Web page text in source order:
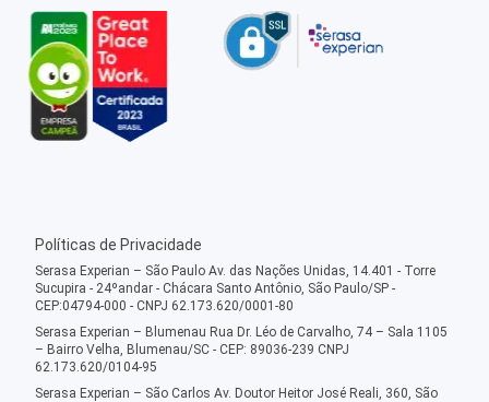
Políticas de Privacidade
Serasa Experian – São Paulo Av. das Nações Unidas, 14.401 - Torre
Sucupira - 24ºandar - Chácara Santo Antônio, São Paulo/SP -
CEP:04794-000 - CNPJ 62.173.620/0001-80
Serasa Experian – Blumenau Rua Dr. Léo de Carvalho, 74 – Sala 1105
– Bairro Velha, Blumenau/SC - CEP: 89036-239 CNPJ
62.173.620/0104-95
Serasa Experian – São Carlos Av. Doutor Heitor José Reali, 360, São